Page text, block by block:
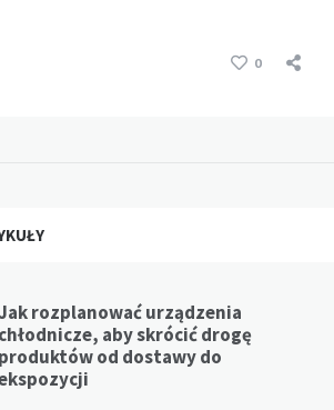
0
rozplanować urządzenia
chłodnicze, aby skrócić drogę
produktów od dostawy do